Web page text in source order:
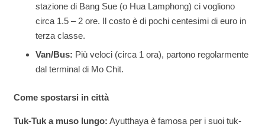
stazione di Bang Sue (o Hua Lamphong) ci vogliono
circa 1.5 – 2 ore. Il costo è di pochi centesimi di euro in
terza classe.
Van/Bus: Più veloci (circa 1 ora), partono regolarmente
dal terminal di Mo Chit.
Come spostarsi in città
Tuk-Tuk a muso lungo: Ayutthaya è famosa per i suoi tuk-